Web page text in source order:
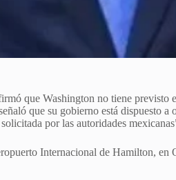
que Washington no tiene previsto
que su gobierno está dispuesto a
por las autoridades
Internacional de Hamilton, en